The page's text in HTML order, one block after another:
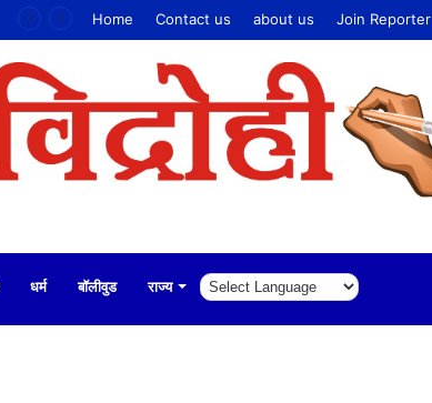
Home Contact us about us Join Reporter
धर्म बॉलीवुड राज्य